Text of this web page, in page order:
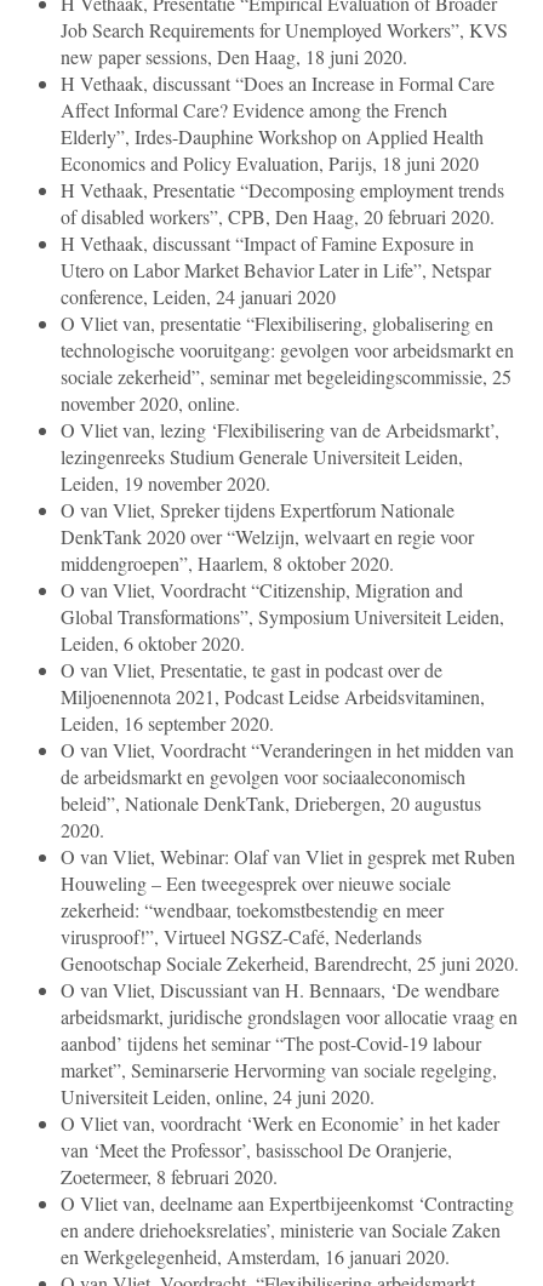
Job Search Requirements for Unemployed Workers”, KVS
new paper sessions, Den Haag, 18 juni 2020.
H Vethaak, discussant “Does an Increase in Formal Care
Affect Informal Care? Evidence among the French
Elderly”, Irdes-Dauphine Workshop on Applied Health
Economics and Policy Evaluation, Parijs, 18 juni 2020
H Vethaak, Presentatie “Decomposing employment trends
of disabled workers”, CPB, Den Haag, 20 februari 2020.
H Vethaak, discussant “Impact of Famine Exposure in
Utero on Labor Market Behavior Later in Life”, Netspar
conference, Leiden, 24 januari 2020
O Vliet van, presentatie “Flexibilisering, globalisering en
technologische vooruitgang: gevolgen voor arbeidsmarkt en
sociale zekerheid”, seminar met begeleidingscommissie, 25
november 2020, online.
O Vliet van, lezing ‘Flexibilisering van de Arbeidsmarkt’,
lezingenreeks Studium Generale Universiteit Leiden,
Leiden, 19 november 2020.
O van Vliet, Spreker tijdens Expertforum Nationale
DenkTank 2020 over “Welzijn, welvaart en regie voor
middengroepen”, Haarlem, 8 oktober 2020.
O van Vliet, Voordracht “Citizenship, Migration and
Global Transformations”, Symposium Universiteit Leiden,
Leiden, 6 oktober 2020.
O van Vliet, Presentatie, te gast in podcast over de
Miljoenennota 2021, Podcast Leidse Arbeidsvitaminen,
Leiden, 16 september 2020.
O van Vliet, Voordracht “Veranderingen in het midden van
de arbeidsmarkt en gevolgen voor sociaaleconomisch
beleid”, Nationale DenkTank, Driebergen, 20 augustus
2020.
O van Vliet, Webinar: Olaf van Vliet in gesprek met Ruben
Houweling – Een tweegesprek over nieuwe sociale
zekerheid: “wendbaar, toekomstbestendig en meer
virusproof!”, Virtueel NGSZ-Café, Nederlands
Genootschap Sociale Zekerheid, Barendrecht, 25 juni 2020.
O van Vliet, Discussiantvan H. Bennaars, ‘De wendbare
arbeidsmarkt, juridische grondslagen voor allocatie vraag en
aanbod’ tijdens het seminar “The post-Covid-19 labour
market”, Seminarserie Hervorming van sociale regelging,
Universiteit Leiden, online, 24 juni 2020.
O Vliet van, voordracht ‘Werk en Economie’ in het kader
van ‘Meet the Professor’, basisschool De Oranjerie,
Zoetermeer, 8 februari 2020.
O Vliet van, deelname aan Expertbijeenkomst ‘Contracting
en andere driehoeksrelaties’, ministerie van Sociale Zaken
en Werkgelegenheid, Amsterdam, 16 januari 2020.